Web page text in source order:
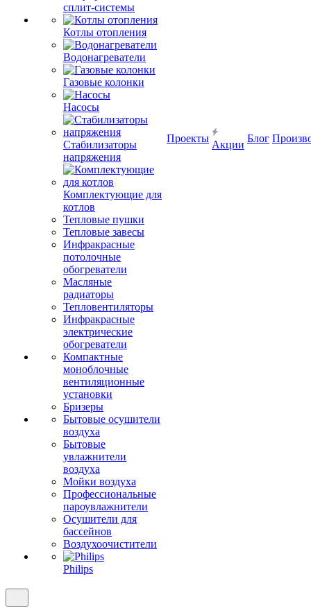
сплит-системы
Котлы отопления
Водонагреватели
Газовые колонки
Насосы
Стабилизаторы
напряжения
Комплектующие для
котлов
Тепловые пушки
Тепловые завесы
Инфракрасные
потолочные
обогреватели
Масляные
радиаторы
Тепловентиляторы
Инфракрасные
электрические
обогреватели
Компактные
моноблочные
вентиляционные
установки
Бризеры
Бытовые осушители
воздуха
Бытовые
увлажнители
воздуха
Мойки воздуха
Профессиональные
пароувлажнители
Осушители для
бассейнов
Воздухоочистители
Philips
Проекты
Акции
Блог